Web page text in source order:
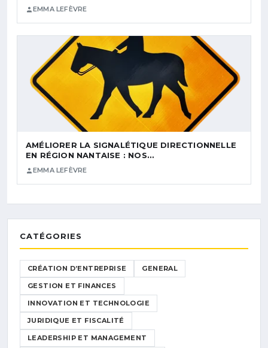
EMMA LEFÈVRE
AMÉLIORER LA SIGNALÉTIQUE DIRECTIONNELLE
EN RÉGION NANTAISE : NOS…
EMMA LEFÈVRE
CATÉGORIES
CRÉATION D’ENTREPRISE GENERAL
GESTION ET FINANCES
INNOVATION ET TECHNOLOGIE
JURIDIQUE ET FISCALITÉ
LEADERSHIP ET MANAGEMENT